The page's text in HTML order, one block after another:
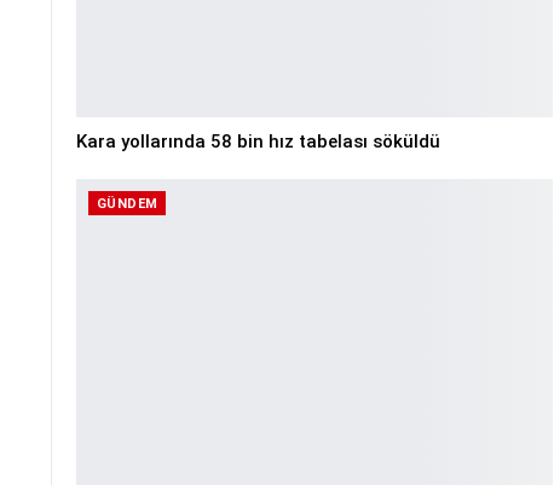
Kara yollarında 58 bin hız tabelası söküldü
GÜNDEM